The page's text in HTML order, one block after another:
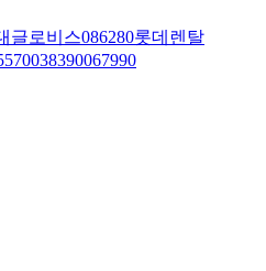
글로비스086280롯데렌탈
038390067990